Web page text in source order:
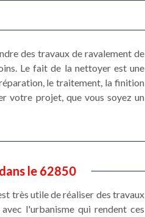
des travaux de ravalement de
Le fait de la nettoyer est une
le traitement, la finition
votre projet, que vous soyez un
le 62850
très utile de réaliser des travaux
l'urbanisme qui rendent ces